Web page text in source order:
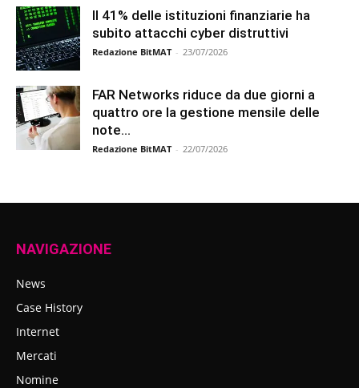
Il 41% delle istituzioni finanziarie ha
subito attacchi cyber distruttivi
Redazione BitMAT - 23/07/2026
FAR Networks riduce da due giorni a
quattro ore la gestione mensile delle
note...
Redazione BitMAT - 22/07/2026
NAVIGAZIONE
News
Case History
Internet
Mercati
Nomine